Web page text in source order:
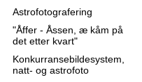
Astrofotografering
"Åffer - Åssen, æ kåm på
det etter kvart"
Konkurransebildesystem,
natt- og astrofoto